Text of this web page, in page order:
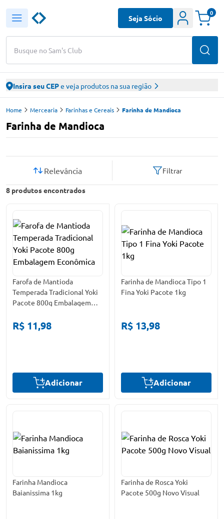
Busque no Sam's Club
Seja Sócio
0
Insira seu CEPe veja produtos na sua região
Home Mercearia Farinhas e Cereais Farinha de Mandioca
Farinha de Mandioca
8 produtos encontrados
Relevância Filtrar
Farofa de Mantioda
Temperada Tradicional Yoki
Pacote 800g Embalagem
R$ 11,98
Adicionar
Farinha de Mandioca Tipo 1
Fina Yoki Pacote 1kg
R$ 13,98
Adicionar
Farinha Mandioca
Baianissima 1kg
Farinha de Rosca Yoki
Pacote 500g Novo Visual